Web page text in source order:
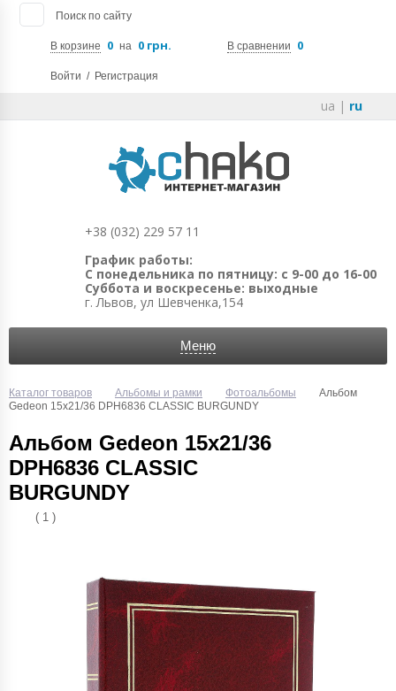
Поиск по сайту
В корзине 0 на 0 грн. В сравнении 0
Войти / Регистрация
ua | ru
+38 (032) 229 57 11
График работы:
С понедельника по пятницу: с 9-00 до 16-00
Суббота и воскресенье: выходные
г. Львов, ул Шевченка,154
Меню
Каталог товаров Альбомы и рамки Фотоальбомы
Альбом
Gedeon 15х21/36 DPH6836 CLASSIC BURGUNDY
Альбом Gedeon 15х21/36
DPH6836 CLASSIC
BURGUNDY
( 1 )